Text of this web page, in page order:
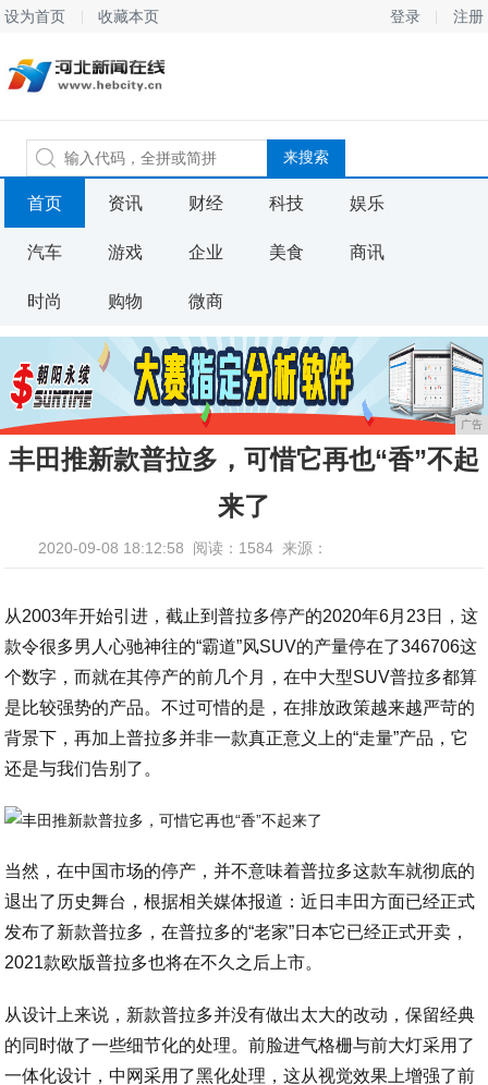
设为首页 收藏本页 登录 注册
首页 资讯 财经 科技 娱乐
汽车 游戏 企业 美食 商讯
时尚 购物 微商
广告
丰田推新款普拉多，可惜它再也“香”不起
来了
2020-09-08 18:12:58 阅读：1584 来源：
从2003年开始引进，截止到普拉多停产的2020年6月23日，这
款令很多男人心驰神往的“霸道”风SUV的产量停在了346706这
个数字，而就在其停产的前几个月，在中大型SUV普拉多都算
是比较强势的产品。不过可惜的是，在排放政策越来越严苛的
背景下，再加上普拉多并非一款真正意义上的“走量”产品，它
还是与我们告别了。
当然，在中国市场的停产，并不意味着普拉多这款车就彻底的
退出了历史舞台，根据相关媒体报道：近日丰田方面已经正式
发布了新款普拉多，在普拉多的“老家”日本它已经正式开卖，
2021款欧版普拉多也将在不久之后上市。
从设计上来说，新款普拉多并没有做出太大的改动，保留经典
的同时做了一些细节化的处理。前脸进气格栅与前大灯采用了
一体化设计，中网采用了黑化处理，这从视觉效果上增强了前